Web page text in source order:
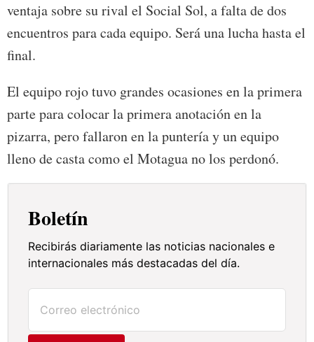
ventaja sobre su rival el Social Sol, a falta de dos
encuentros para cada equipo. Será una lucha hasta el
final.
El equipo rojo tuvo grandes ocasiones en la primera
parte para colocar la primera anotación en la
pizarra, pero fallaron en la puntería y un equipo
lleno de casta como el Motagua no los perdonó.
Boletín
Recibirás diariamente las noticias nacionales e
internacionales más destacadas del día.